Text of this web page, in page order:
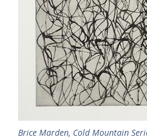
Brice Marden, Cold Mountain